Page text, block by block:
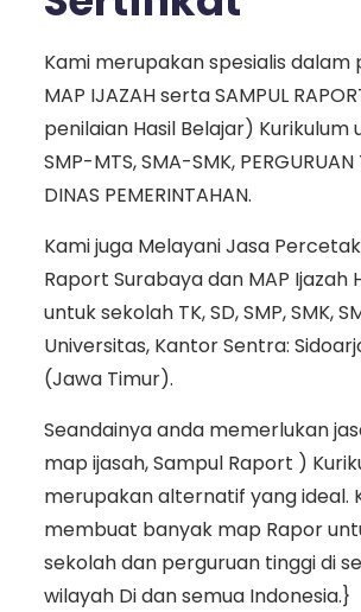
Kami merupakan spesialis
MAP IJAZAH serta SAMPUL
penilaian Hasil Belajar) Kurikulum
SMP-MTS, SMA-SMK,
DINAS PEMERINTAHAN.
Kami juga Melayani Jasa
Raport Surabaya dan MAP Ijazah
untuk sekolah TK, SD, SMP, SMK,
Universitas, Kantor Sentra:
(Jawa Timur).
Seandainya anda memerlukan
map ijasah, Sampul Raport )
merupakan alternatif yang ideal.
membuat banyak map Rapor
sekolah dan perguruan tinggi di
wilayah Di dan semua Indonesia.}